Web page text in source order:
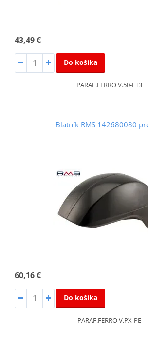
43,49 €
Do košíka
PARAF.FERRO V.50-ET3
Blatník RMS 142680080
60,16 €
Do košíka
PARAF.FERRO V.PX-PE